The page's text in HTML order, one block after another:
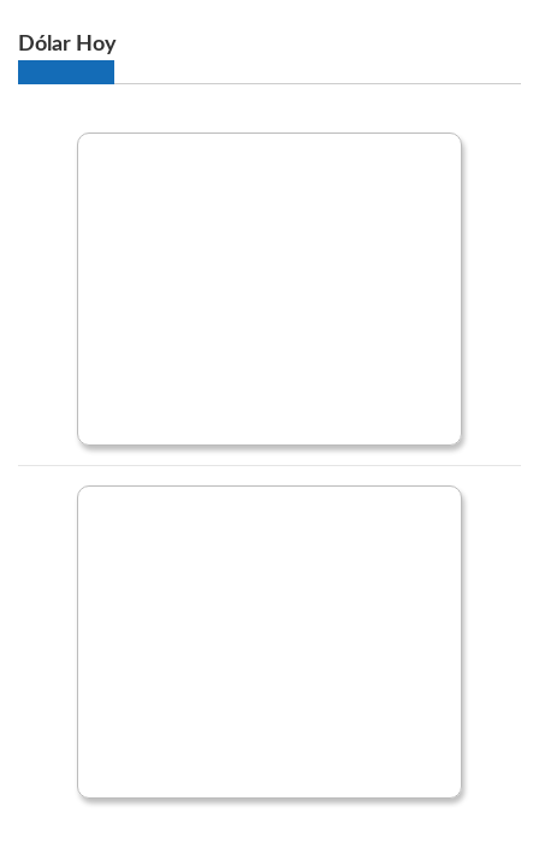
Dólar Hoy